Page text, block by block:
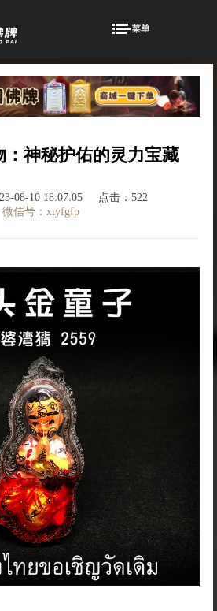
：神秘护佑的灵力宝藏
08-10 18:07:05
点击：522
微信号：xtyfgfp